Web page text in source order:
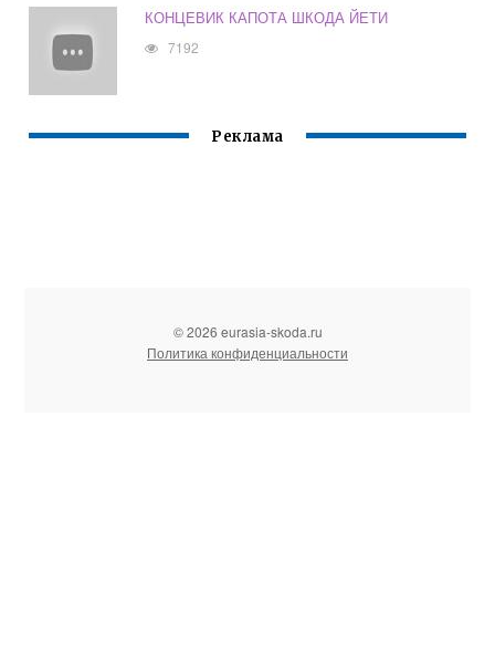
КОНЦЕВИК КАПОТА ШКОДА ЙЕТИ
7192
Реклама
© 2026 eurasia-skoda.ru
Политика конфиденциальности